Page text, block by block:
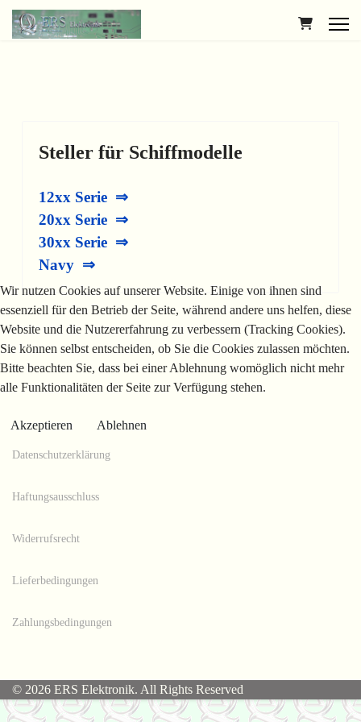
Steller für Schiffmodelle
12xx Serie ⇒
20xx Serie ⇒
30xx Serie ⇒
Navy ⇒
Datenschutzerklärung
Haftungsausschluss
Widerrufsrecht
Lieferbedingungen
Zahlungsbedingungen
© 2026 ERS Elektronik. All Rights Reserved
Wir nutzen Cookies auf unserer Website. Einige von ihnen sind
essenziell für den Betrieb der Seite, während andere uns helfen, diese
Website und die Nutzererfahrung zu verbessern (Tracking Cookies).
Sie können selbst entscheiden, ob Sie die Cookies zulassen möchten.
Bitte beachten Sie, dass bei einer Ablehnung womöglich nicht mehr
alle Funktionalitäten der Seite zur Verfügung stehen.
Akzeptieren Ablehnen